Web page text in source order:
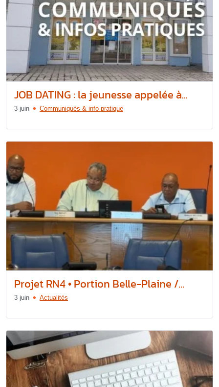
JOB DATING : la jeunesse appelée à...
3 juin Communiqués & info pratique
Projet RN4 • Portion Belle-Plaine /...
3 juin Actualités